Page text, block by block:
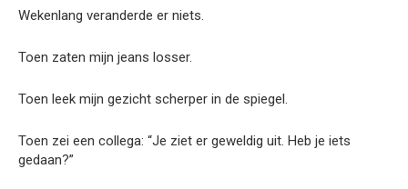
Wekenlang veranderde er niets.
Toen zaten mijn jeans losser.
Toen leek mijn gezicht scherper in de spiegel.
Toen zei een collega: “Je ziet er geweldig uit. Heb je iets
gedaan?”